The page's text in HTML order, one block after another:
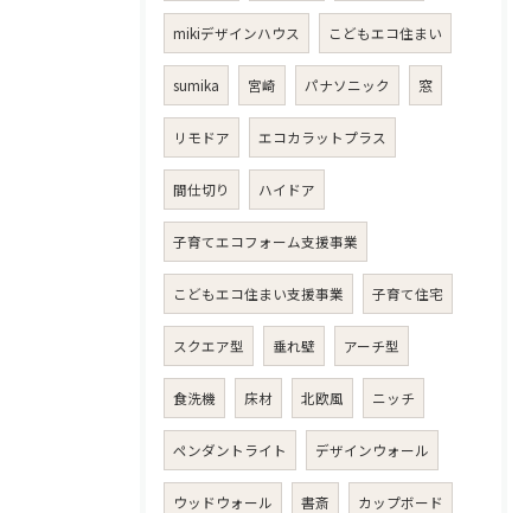
mikiデザインハウス こどもエコ住まい
sumika 宮崎 パナソニック 窓
リモドア エコカラットプラス
間仕切り ハイドア
子育てエコフォーム支援事業
こどもエコ住まい支援事業 子育て住宅
スクエア型 垂れ壁 アーチ型
食洗機 床材 北欧風 ニッチ
ペンダントライト デザインウォール
ウッドウォール 書斎 カップボード